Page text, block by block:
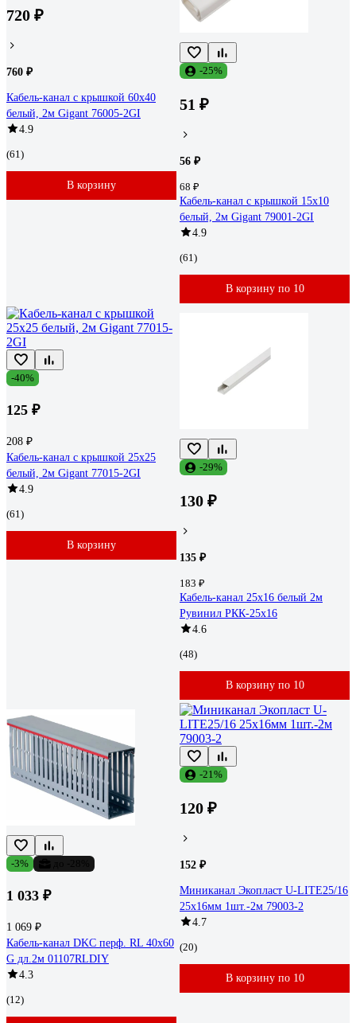
720 ₽
760 ₽
Кабель-канал с крышкой 60х40
белый, 2м Gigant 76005-2GI
4.9
(61)
В корзину
-25%
51 ₽
56 ₽
68 ₽
Кабель-канал с крышкой 15x10
белый, 2м Gigant 79001-2GI
4.9
(61)
В корзину по 10
-40%
125 ₽
208 ₽
Кабель-канал с крышкой 25x25
белый, 2м Gigant 77015-2GI
4.9
(61)
В корзину
-29%
130 ₽
135 ₽
183 ₽
Кабель-канал 25х16 белый 2м
Рувинил РКК-25х16
4.6
(48)
В корзину по 10
-3%
1 033 ₽
1 069 ₽
Кабель-канал DKC перф. RL 40x60
G дл.2м 01107RLDIY
4.3
(12)
-21%
120 ₽
152 ₽
Миниканал Экопласт U-LITE25/16
25х16мм 1шт.-2м 79003-2
4.7
(20)
В корзину по 10